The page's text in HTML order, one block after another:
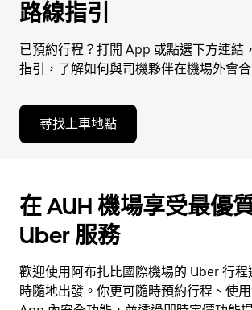
路線指引
已預約行程？打開 App 或點選下方連結
指引，了解如何與司機夥伴在機場外會合
尋找上車地點
在 AUH 機場享受最優
Uber 服務
歡迎使用阿布扎比國際機場的 Uber 行程
時隨地出發。你更可隨時預約行程、使